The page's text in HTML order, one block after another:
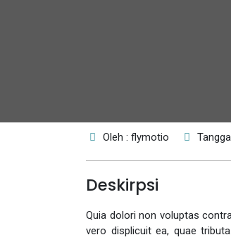
Oleh : flymotio
Deskirpsi
Quia dolori non voluptas
vero displicuit ea, quae